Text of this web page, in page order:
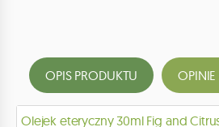
OPIS PRODUKTU
Olejek eteryczny 30ml Fig and